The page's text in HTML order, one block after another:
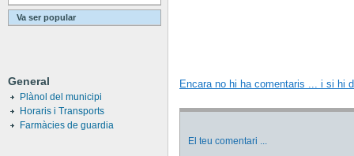
Va ser popular
General
Plànol del municipi
Horaris i Transports
Farmàcies de guardia
Encara no hi ha comentaris ... i si hi
El teu comentari ...